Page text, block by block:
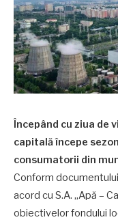
Începând cu ziua de
capitală începe
consumatorii din
Conform
acord cu S.A. „Apă –
obiectivelor fondului